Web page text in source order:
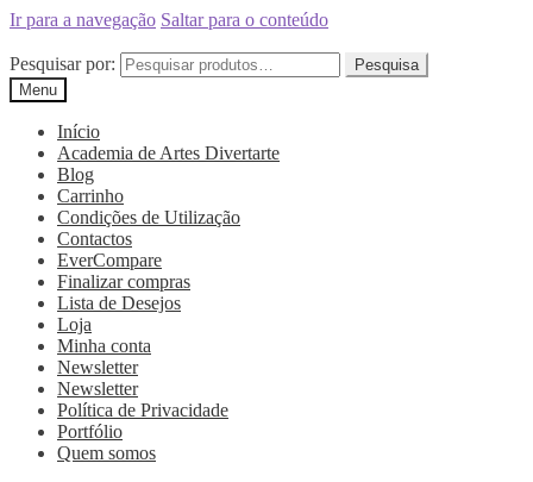
Ir para a navegação Saltar para o conteúdo
Pesquisar por:
Pesquisa
Menu
Início
Academia de Artes Divertarte
Blog
Carrinho
Condições de Utilização
Contactos
EverCompare
Finalizar compras
Lista de Desejos
Loja
Minha conta
Newsletter
Newsletter
Política de Privacidade
Portfólio
Quem somos